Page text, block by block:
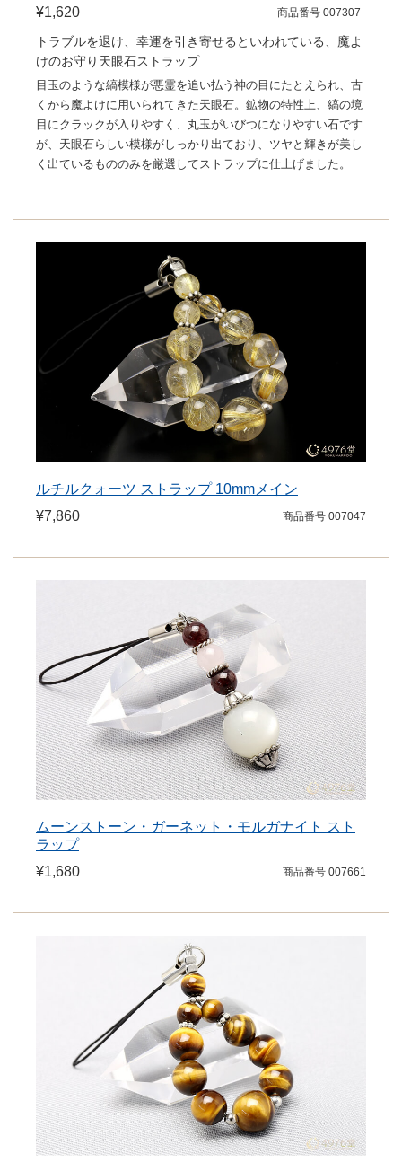
¥1,620 商品番号 007307
トラブルを退け、幸運を引き寄せるといわれている、魔よ
けのお守り天眼石ストラップ
目玉のような縞模様が悪霊を追い払う神の目にたとえられ、古
くから魔よけに用いられてきた天眼石。鉱物の特性上、縞の境
目にクラックが入りやすく、丸玉がいびつになりやすい石です
が、天眼石らしい模様がしっかり出ており、ツヤと輝きが美し
く出ているもののみを厳選してストラップに仕上げました。
ルチルクォーツ ストラップ 10mmメイン
¥7,860
商品番号 007047
ムーンストーン・ガーネット・モルガナイト スト
ラップ
¥1,680
商品番号 007661